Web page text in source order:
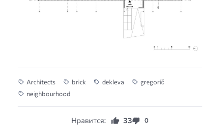
Architects brick dekleva
gregorič
neighbourhood
Нравится: 33 0